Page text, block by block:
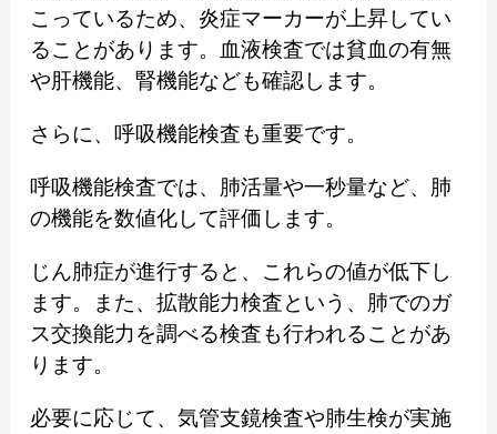
こっているため、炎症マーカーが上昇してい
ることがあります。血液検査では貧血の有無
や肝機能、腎機能なども確認します。
さらに、呼吸機能検査も重要です。
呼吸機能検査では、肺活量や一秒量など、肺
の機能を数値化して評価します。
じん肺症が進行すると、これらの値が低下し
ます。また、拡散能力検査という、肺でのガ
ス交換能力を調べる検査も行われることがあ
ります。
必要に応じて、気管支鏡検査や肺生検が実施